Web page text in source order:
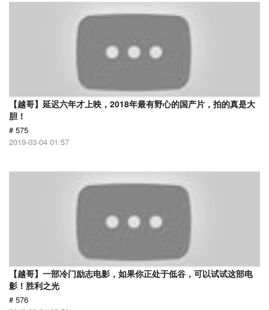
【越哥】延迟六年才上映，2018年最有野心的国产片，拍的真是大
胆！
# 575
2019-03-04 01:57
【越哥】一部冷门励志电影，如果你正处于低谷，可以试试这部电
影！胜利之光
# 576